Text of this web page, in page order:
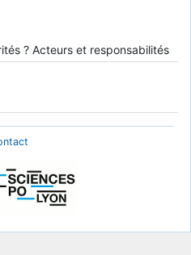
? Acteurs et responsabilités